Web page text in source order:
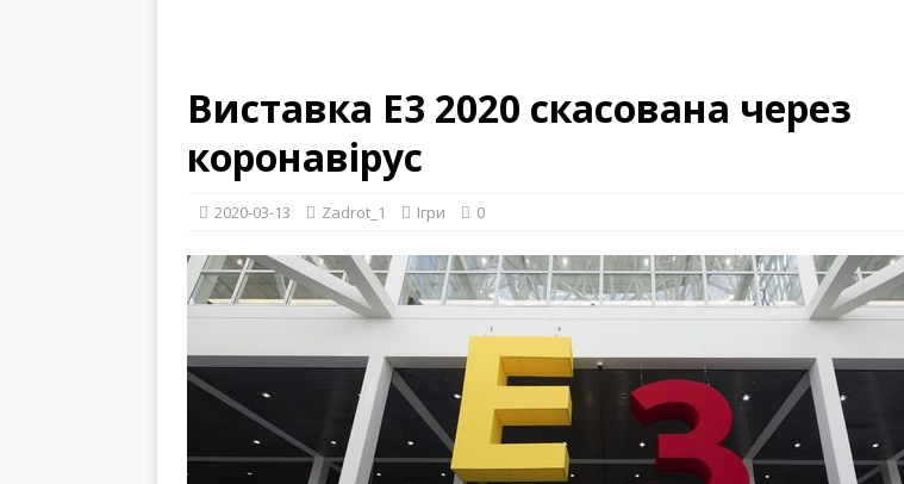
Виставка E3 2020 скасована через
коронавірус
2020-03-13 Zadrot_1 Ігри 0